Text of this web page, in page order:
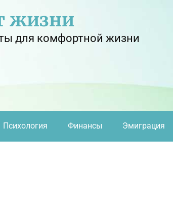
жизни
для комфортной жизни
Психология Финансы Эмиграция